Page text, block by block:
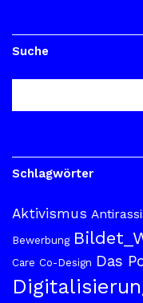
Suche
Schlagwörter
Aktivismus
Bewerbung
Care Co-Design Das